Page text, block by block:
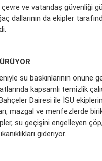
ve vatandaş güvenliği
dallarının da ekipler
su baskınlarının önüne
kapsamlı temizlik
Dairesi ile İSU
mazgal ve menfezlerde
su geçişini engelleyen
gideriyor.